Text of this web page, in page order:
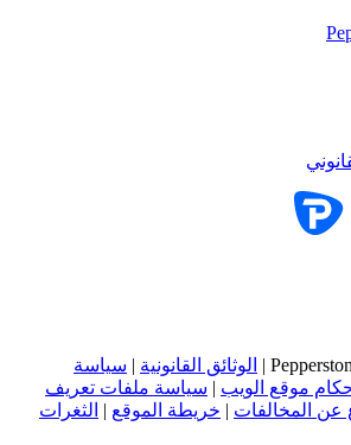
| الوثائق القانونية | سياسة
موقع الويب | سياسة ملفات تعريف
عن المخالفات | خريطة الموقع | الثغرات